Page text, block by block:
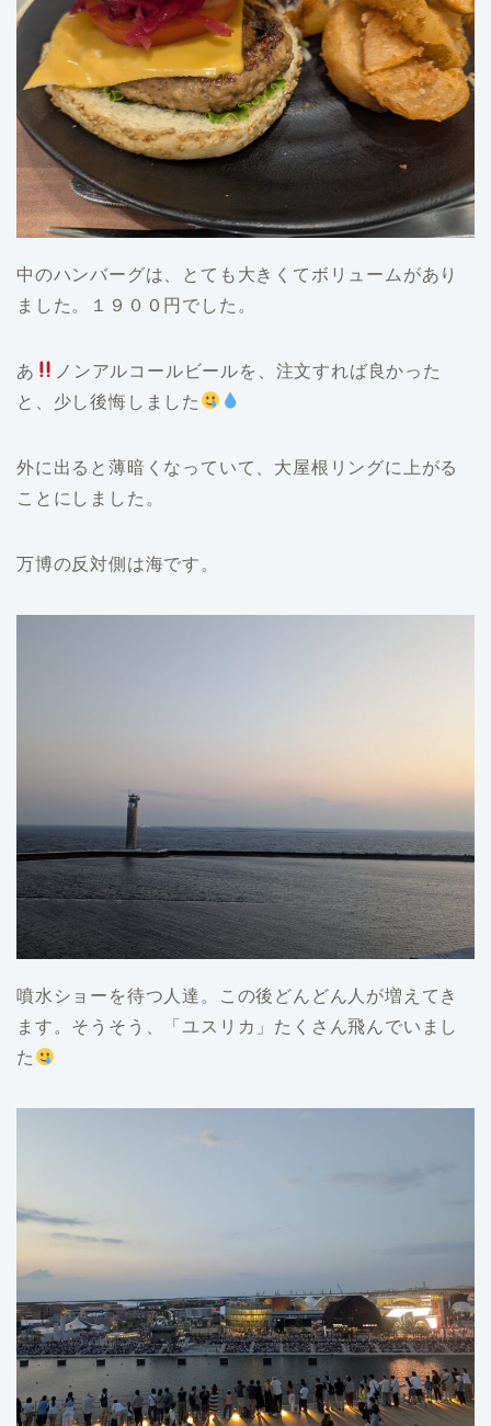
中のハンバーグは、とても大きくてボリュームがあり
ました。１９００円でした。
あ
ノンアルコールビールを、注文すれば良かった
と、少し後悔しました
外に出ると薄暗くなっていて、大屋根リングに上がる
ことにしました。
万博の反対側は海です。
噴水ショーを待つ人達。この後どんどん人が増えてき
ます。そうそう、「ユスリカ」たくさん飛んでいまし
た